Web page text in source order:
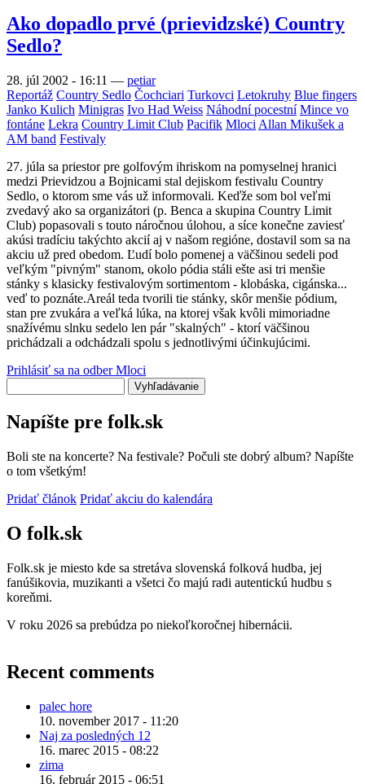
Ako dopadlo prvé (prievidzské) Country
Sedlo?
28. júl 2002 - 16:11 — petiar
Reportáž Country Sedlo Čochciari Turkovci Letokruhy Blue fingers
Janko Kulich Minigras Ivo Had Weiss Náhodní pocestní Mince vo
fontáne Lekra Country Limit Club Pacifik Mloci Allan Mikušek a
AM band Festivaly
27. júla sa priestor pre golfovým ihriskom na pomyselnej hranici
medzi Prievidzou a Bojnicami stal dejiskom festivalu Country
Sedlo, o ktorom sme vás už informovali. Keďže som bol veľmi
zvedavý ako sa organizátori (p. Benca a skupina Country Limit
Club) popasovali s touto náročnou úlohou, a síce konečne zaviesť
akúsi tradíciu takýchto akcií aj v našom regióne, dostavil som sa na
akciu už pred obedom. Ľudí bolo pomenej a väčšinou sedeli pod
veľkým "pivným" stanom, okolo pódia stáli ešte asi tri menšie
stánky s klasicky festivalovým sortimentom - klobáska, cigánska...
veď to poznáte.Areál teda tvorili tie stánky, skôr menšie pódium,
stan pre zvukára a veľká lúka, na ktorej však kvôli mimoriadne
snažívému slnku sedelo len pár "skalných" - ktorí väčšinou
prichádzali a odchádzali spolu s jednotlivými účinkujúcimi.
Prihlásiť sa na odber Mloci
Napíšte pre folk.sk
Boli ste na koncerte? Na festivale? Počuli ste dobrý album? Napíšte
o tom všetkým!
Pridať článok Pridať akciu do kalendára
O folk.sk
Folk.sk je miesto kde sa stretáva slovenská folková hudba, jej
fanúšikovia, muzikanti a všetci čo majú radi autentickú hudbu s
koreňmi.
V roku 2026 sa prebúdza po niekoľkoročnej hibernácii.
Recent comments
palec hore
10. november 2017 - 11:20
Naj za posledných 12
16. marec 2015 - 08:22
zima
16. február 2015 - 06:51